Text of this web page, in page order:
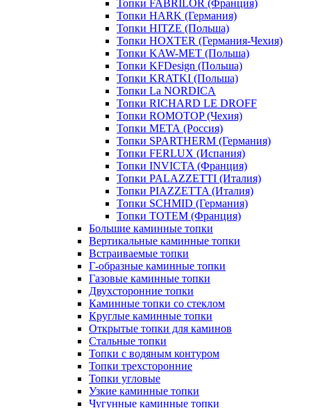
Топки FABRILOR (Франция)
Топки HARK (Германия)
Топки HITZE (Польша)
Топки HOXTER (Германия-Чехия)
Топки KAW-MET (Польша)
Топки KFDesign (Польша)
Топки KRATKI (Польша)
Топки La NORDICA
Топки RICHARD LE DROFF
Топки ROMOTOP (Чехия)
Топки МЕТА (Россия)
Топки SPARTHERM (Германия)
Топки FERLUX (Испания)
Топки INVICTA (Франция)
Топки PALAZZETTI (Италия)
Топки PIAZZETTA (Италия)
Топки SCHMID (Германия)
Топки TOTEM (Франция)
Большие каминные топки
Вертикальные каминные топки
Встраиваемые топки
Г-образные каминные топки
Газовые каминные топки
Двухсторонние топки
Каминные топки со стеклом
Круглые каминные топки
Открытые топки для каминов
Стальные топки
Топки с водяным контуром
Топки трехсторонние
Топки угловые
Узкие каминные топки
Чугунные каминные топки